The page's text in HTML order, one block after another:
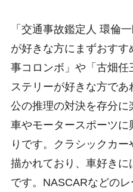
「交通事故鑑定人 環倫
が好きな方にまずおすす
事コロンボ」や「古畑任
ステリーが好きな方で
公の推理の対決を存分に
車やモータースポーツに
りです。クラシックカ
描かれており、車好き
です。NASCARなどの